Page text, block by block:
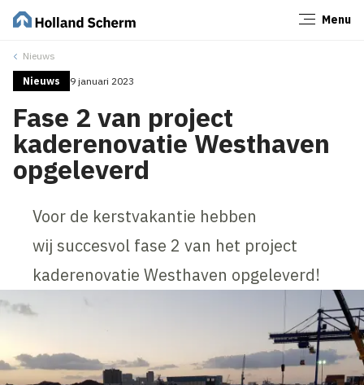
Menu
Nieuws
Nieuws 9 januari 2023
Fase 2 van project
kaderenovatie Westhaven
opgeleverd
Voor de kerstvakantie hebben
wij succesvol fase 2 van het project
kaderenovatie Westhaven opgeleverd!
Sluiten